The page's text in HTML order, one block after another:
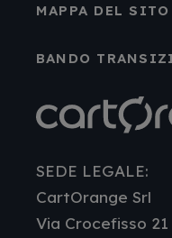
MAPPA DEL SITO
BANDO
SEDE LEGALE:
CartOrange Srl
Via Crocefisso 21